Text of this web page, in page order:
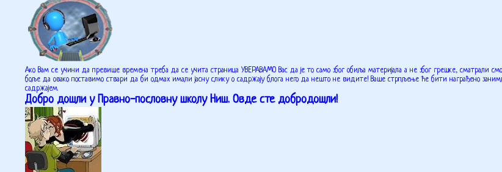
Ако Вам се учини да превише времена треба да се учита страница УВЕРАВАМО Вас да је то само због обиља материјала а не због грешке, сматрали
боље да овако поставимо ствари да би одмах имали јасну слику о садржају блога него да нешто не видите! Ваше стрпљење ће бити награђено
садржајем.
Добро дошли у Правно-пословну школу Ниш. Овде сте добродошли!